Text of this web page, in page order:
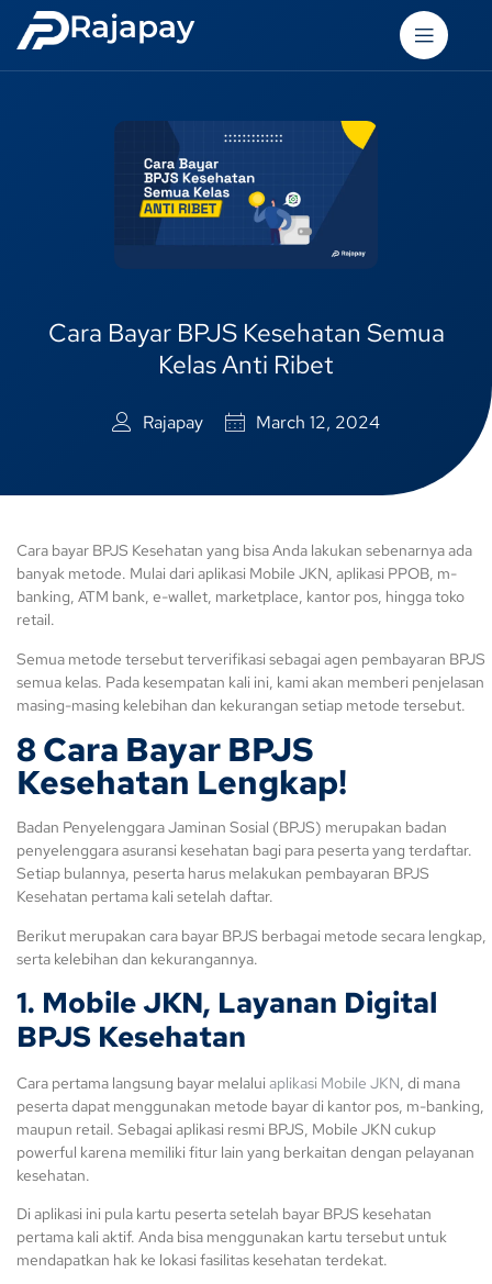
Rajapay
Cara Bayar BPJS Kesehatan Semua
Kelas Anti Ribet
Rajapay March 12, 2024
Cara bayar BPJS Kesehatan yang bisa Anda lakukan sebenarnya ada
banyak metode. Mulai dari aplikasi Mobile JKN, aplikasi PPOB, m-
banking, ATM bank, e-wallet, marketplace, kantor pos, hingga toko
retail.
Semua metode tersebut terverifikasi sebagai agen pembayaran BPJS
semua kelas. Pada kesempatan kali ini, kami akan memberi penjelasan
masing-masing kelebihan dan kekurangan setiap metode tersebut.
8 Cara Bayar BPJS
Kesehatan Lengkap!
Badan Penyelenggara Jaminan Sosial (BPJS) merupakan badan
penyelenggara asuransi kesehatan bagi para peserta yang terdaftar.
Setiap bulannya, peserta harus melakukan pembayaran BPJS
Kesehatan pertama kali setelah daftar.
Berikut merupakan cara bayar BPJS berbagai metode secara lengkap,
serta kelebihan dan kekurangannya.
1. Mobile JKN, Layanan Digital
BPJS Kesehatan
Cara pertama langsung bayar melalui aplikasi Mobile JKN, di mana
peserta dapat menggunakan metode bayar di kantor pos, m-banking,
maupun retail. Sebagai aplikasi resmi BPJS, Mobile JKN cukup
powerful karena memiliki fitur lain yang berkaitan dengan pelayanan
kesehatan.
Di aplikasi ini pula kartu peserta setelah bayar BPJS kesehatan
pertama kali aktif. Anda bisa menggunakan kartu tersebut untuk
mendapatkan hak ke lokasi fasilitas kesehatan terdekat.